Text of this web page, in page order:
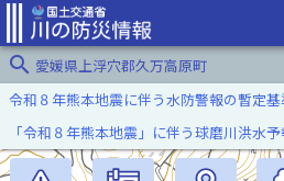
search 愛媛県上浮穴郡久万高原町